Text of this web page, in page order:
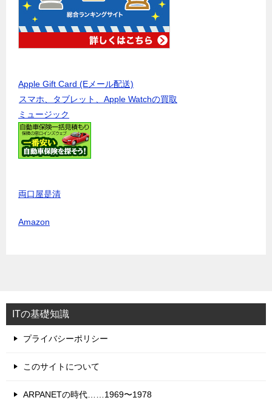
Apple Gift Card (Eメール配送)
スマホ、タブレット、Apple Watchの買取
ミュージック
両口屋是清
Amazon
ITの基礎知識
プライバシーポリシー
このサイトについて
ARPANETの時代……1969〜1978